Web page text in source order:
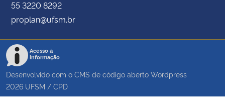
55 3220 8292
proplan@ufsm.br
Acesso à
Informação
Desenvolvido com o CMS de código aberto Wordpress
2026 UFSM / CPD